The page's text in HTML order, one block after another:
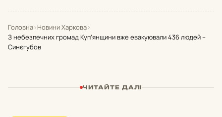
Головна›Новини Харкова›
З небезпечних громад Куп’янщини вже евакуювали 436 людей –
Синєгубов
ЧИТАЙТЕ ДАЛІ